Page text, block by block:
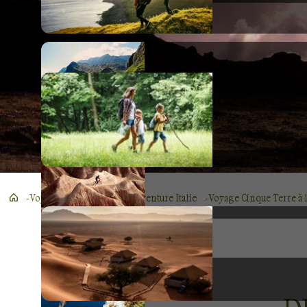
Voyage Europe Voyage aventure Italie Voyage Cinque Terre à